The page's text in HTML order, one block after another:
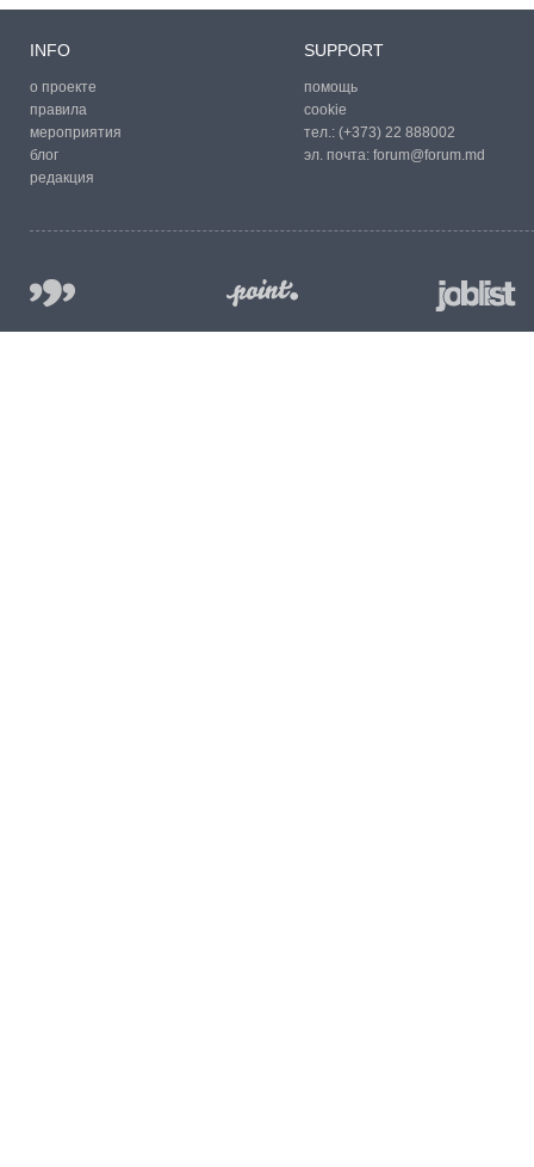
INFO
о проекте
правила
мероприятия
блог
редакция
SUPPORT
помощь
cookie
тел.: (+373) 22 888002
эл. почта: forum@forum.md